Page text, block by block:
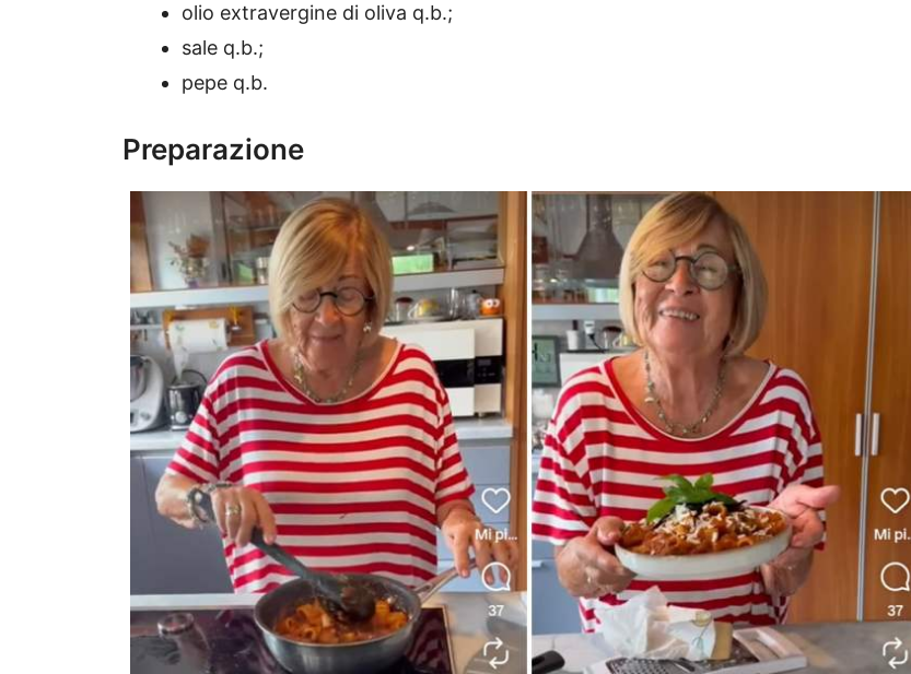
olio extravergine di oliva q.b.;
sale q.b.;
pepe q.b.
Preparazione